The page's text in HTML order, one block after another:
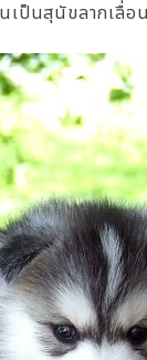
เป็นสุนัขลากเลื่